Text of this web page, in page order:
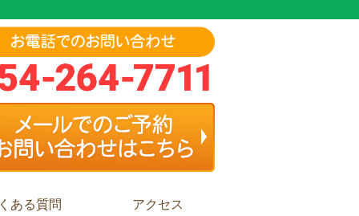
ある質問 アクセス